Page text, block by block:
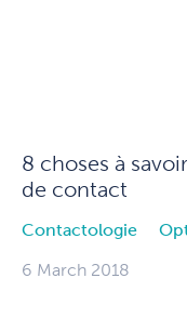
8 choses à
de contact
Contactologie
6 March 2018